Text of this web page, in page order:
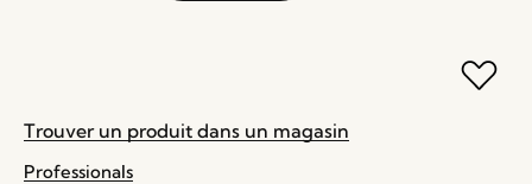
Trouver un produit dans un magasin
Professionals